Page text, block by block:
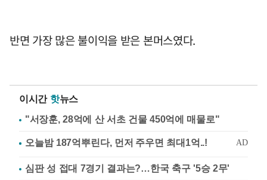
반면 가장 많은 불이익을 받은 본머스였다.
이시간 핫뉴스
"서장훈, 28억에 산 서초 건물 450억에 매물로"
심판 성 접대 7경기 결과는?…한국 축구 '5승 2무'